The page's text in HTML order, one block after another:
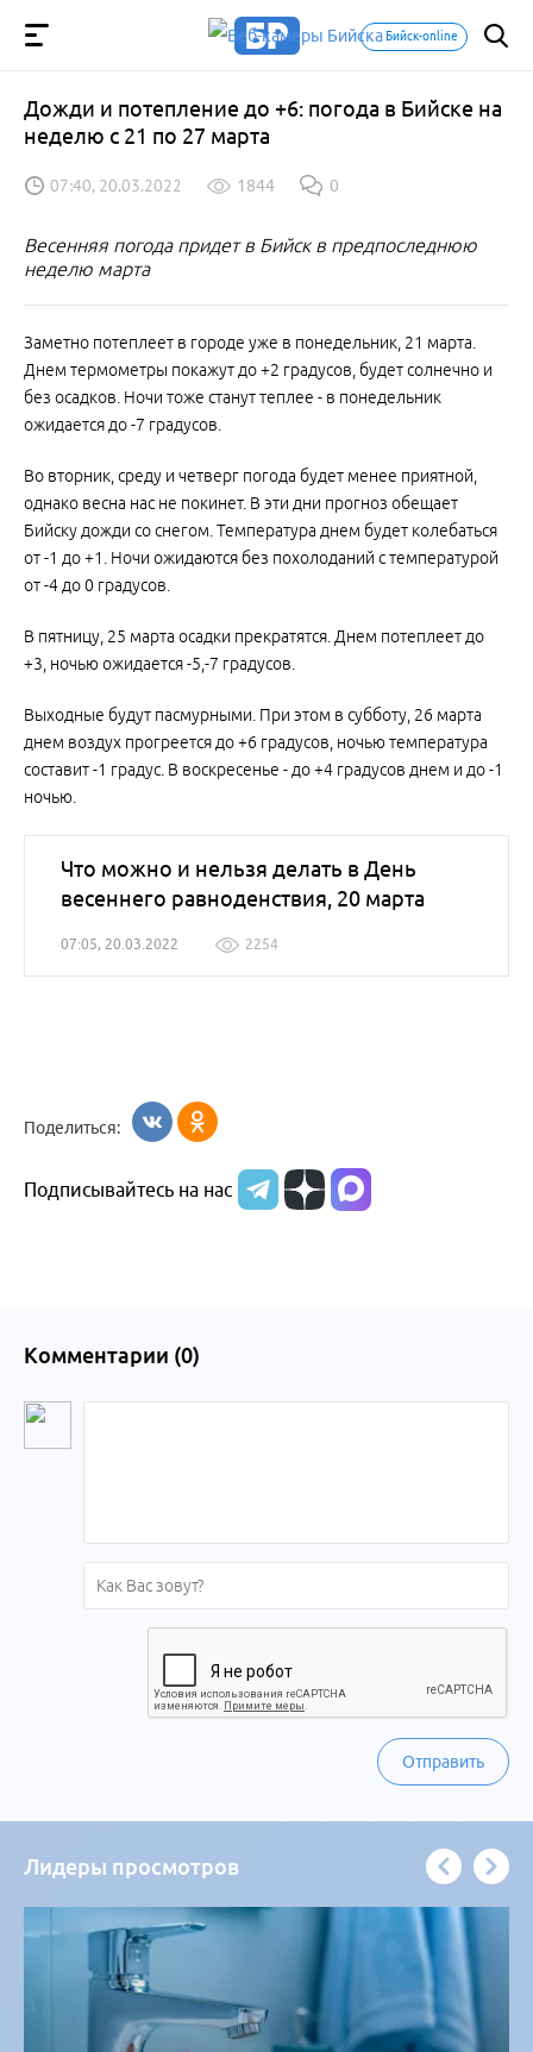
Бийск-online
Дожди и потепление до +6: погода в Бийске на
неделю с 21 по 27 марта
07:40, 20.03.2022 1844 0
Весенняя погода придет в Бийск в предпоследнюю
неделю марта
Заметно потеплеет в городе уже в понедельник, 21 марта.
Днем термометры покажут до +2 градусов, будет солнечно и
без осадков. Ночи тоже станут теплее - в понедельник
ожидается до -7 градусов.
Во вторник, среду и четверг погода будет менее приятной,
однако весна нас не покинет. В эти дни прогноз обещает
Бийску дожди со снегом. Температура днем будет колебаться
от -1 до +1. Ночи ожидаются без похолоданий с температурой
от -4 до 0 градусов.
В пятницу, 25 марта осадки прекратятся. Днем потеплеет до
+3, ночью ожидается -5,-7 градусов.
Выходные будут пасмурными. При этом в субботу, 26 марта
днем воздух прогреется до +6 градусов, ночью температура
составит -1 градус. В воскресенье - до +4 градусов днем и до -1
ночью.
Что можно и нельзя делать в День
весеннего равноденствия, 20 марта
07:05, 20.03.2022 2254
Поделиться:
Подписывайтесь на нас
Комментарии (0)
Отправить
Лидеры просмотров